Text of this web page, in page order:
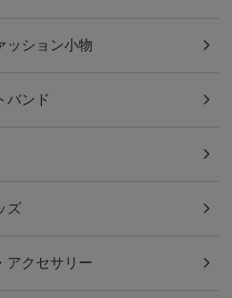
ッション小物
バンド
ズ
アクセサリー